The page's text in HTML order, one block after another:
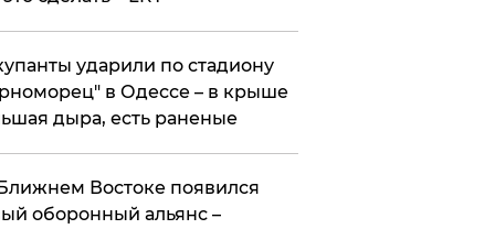
ударили по стадиону
в Одессе – в крыше
дыра, есть раненые
Востоке появился
оборонный альянс –